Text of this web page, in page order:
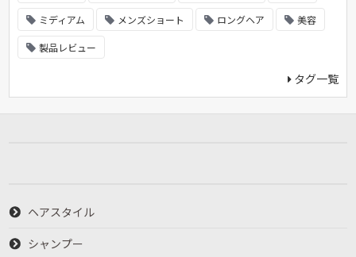
ミディアム メンズショート ロングヘア 美容
製品レビュー
タグ一覧
ヘアスタイル
シャンプー